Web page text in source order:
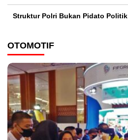
Struktur Polri Bukan Pidato Politik
OTOMOTIF